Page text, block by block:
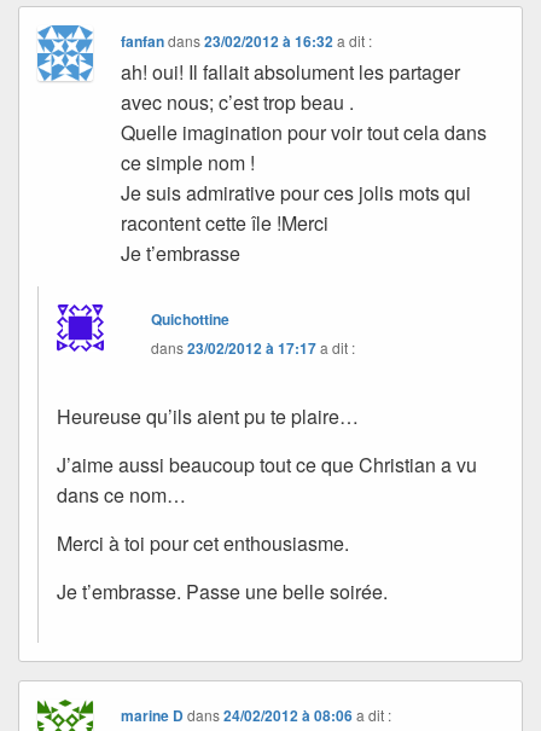
fanfandans23/02/2012 à 16:32 a dit :
ah! oui! Il fallait absolument les partager
avec nous; c’est trop beau .
Quelle imagination pour voir tout cela dans
ce simple nom !
Je suis admirative pour ces jolis mots qui
racontent cette île !Merci
Je t’embrasse
Quichottine
dans23/02/2012 à 17:17a dit :
Heureuse qu’ils aient pu te plaire…
J’aime aussi beaucoup tout ce que Christian a vu
dans ce nom…
Merci à toi pour cet enthousiasme.
Je t’embrasse. Passe une belle soirée.
marine Ddans24/02/2012 à 08:06 a dit :